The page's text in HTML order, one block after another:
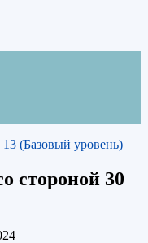
13 (Базовый уровень)
стороной 30